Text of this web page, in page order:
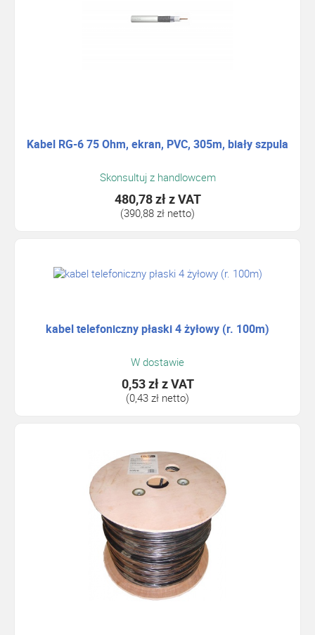
Kabel RG-6 75 Ohm, ekran, PVC, 305m, biały szpula
Skonsultuj z handlowcem
480,78 złz VAT
(390,88 zł netto)
kabel telefoniczny płaski 4 żyłowy (r. 100m)
W dostawie
0,53 złz VAT
(0,43 zł netto)